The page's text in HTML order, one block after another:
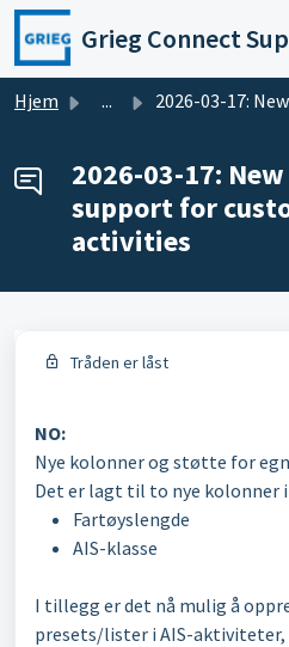
Gå til hovedinnhold
Grieg Connect
Hjem ... 2026-03-17: New columns and support for custom
2026-03-17:
support for
activities
Tråden er låst
NO:
Nye kolonner og støtte for
Det er lagt til to nye kolonner
Fartøyslengde
AIS-klasse
I tillegg er det nå mulig å
presets/lister i AIS-aktiviteter,